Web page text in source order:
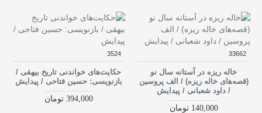
33662
خاله ریزه در آستانه سال نو
(قصه‌های خاله ریزه) / الف پروسین
/ داود شعبانی / پیدایش
140,000 تومان
3524
حکایت‌های خواندنی تاریخ بیهقی /
بازنویسی: حسین فتاحی / پیدایش
394,000 تومان